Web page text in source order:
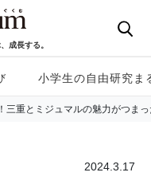
成長する。
小学生の自由研究ま
三重とミジュマルの魅力がつま
2024.3.17